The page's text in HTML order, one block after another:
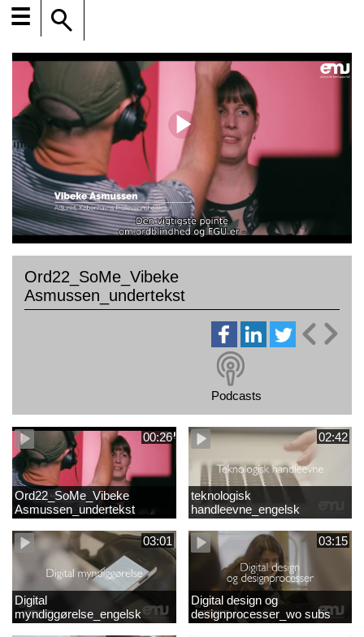
☰
Ord22_SoMe_Vibeke
Asmussen_undertekst
Podcasts
00:26
Ord22_SoMe_Vibeke
Asmussen_undertekst
02:42
teknologisk
handleevne_engelsk
03:01
Digital
myndiggørelse_engelsk
03:15
Digital design og
designprocesser_wo subs